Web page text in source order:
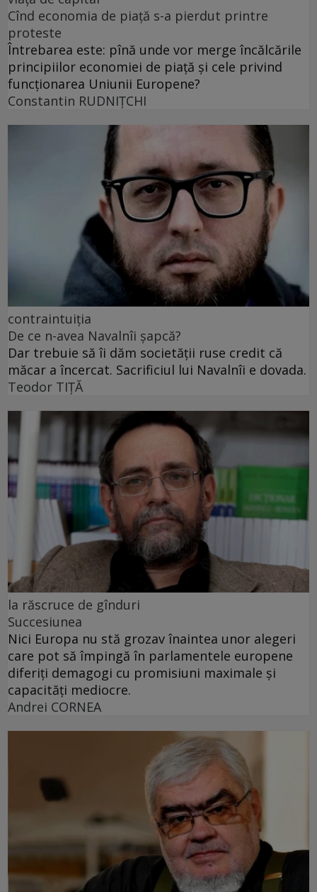
Cînd economia de piață s-a pierdut printre
proteste
Întrebarea este: pînă unde vor merge încălcările
principiilor economiei de piață și cele privind
funcționarea Uniunii Europene?
Constantin RUDNIŢCHI
contraintuiția
De ce n-avea Navalnîi șapcă?
Dar trebuie să îi dăm societății ruse credit că
măcar a încercat. Sacrificiul lui Navalnîi e dovada.
Teodor TIŢĂ
la răscruce de gînduri
Succesiunea
Nici Europa nu stă grozav înaintea unor alegeri
care pot să împingă în parlamentele europene
diferiți demagogi cu promisiuni maximale și
capacități mediocre.
Andrei CORNEA